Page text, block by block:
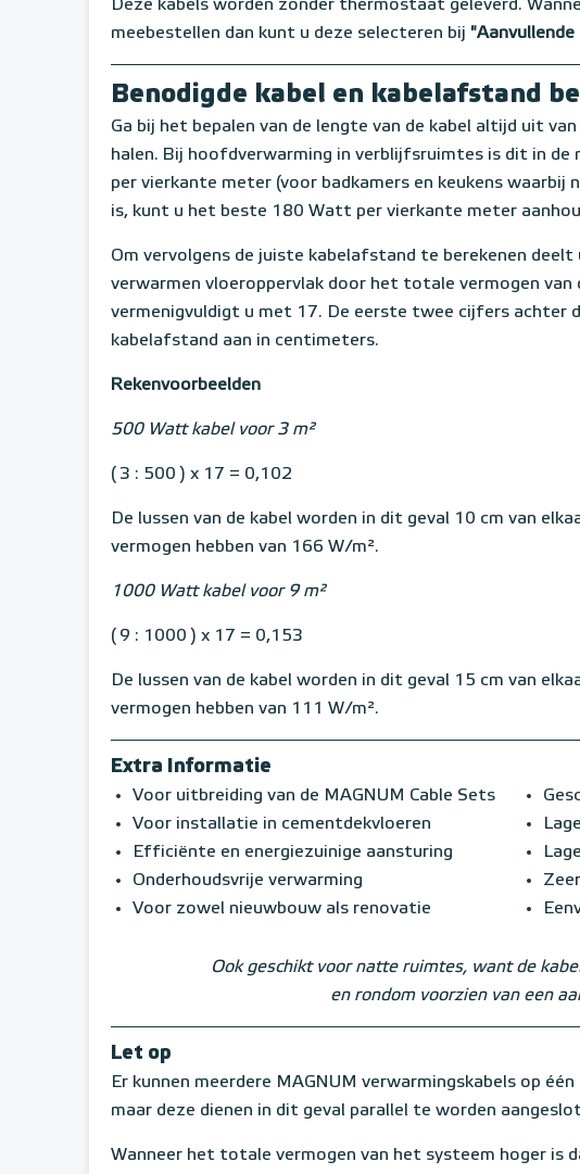
Deze kabels worden zonder thermostaat geleverd.
meebestellen dan kunt u deze selecteren bij
Benodigde kabel en kabelafstand
Ga bij het bepalen van de lengte van de kabel altijd uit
halen. Bij hoofdverwarming in verblijfsruimtes is dit in
per vierkante meter (voor badkamers en keukens waarbij
is, kunt u het beste 180 Watt per vierkante meter
Om vervolgens de juiste kabelafstand te berekenen
verwarmen vloeroppervlak door het totale vermogen van
vermenigvuldigt u met 17. De eerste twee cijfers achter
kabelafstand aan in centimeters.
Rekenvoorbeelden
500 Watt kabel voor 3 m²
( 3 : 500 ) x 17 = 0,102
De lussen van de kabel worden in dit geval 10 cm van
vermogen hebben van 166 W/m².
1000 Watt kabel voor 9 m²
( 9 : 1000 ) x 17 = 0,153
De lussen van de kabel worden in dit geval 15 cm van
vermogen hebben van 111 W/m².
Extra Informatie
Voor uitbreiding van de MAGNUM Cable Sets
Voor installatie in cementdekvloeren
Efficiënte en energiezuinige aansturing
Onderhoudsvrije verwarming
Voor zowel nieuwbouw als renovatie
Ook geschikt voor natte ruimtes, want de
en rondom voorzien van een
Let op
Er kunnen meerdere MAGNUM verwarmingskabels op
maar deze dienen in dit geval parallel te worden
Wanneer het totale vermogen van het systeem hoger is